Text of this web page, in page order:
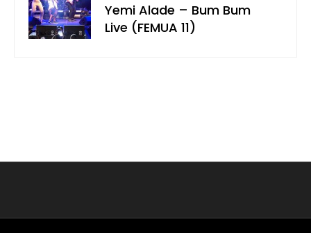
Yemi Alade – Bum Bum
Live (FEMUA 11)